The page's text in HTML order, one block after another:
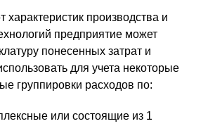
характеристик производства и
предприятие может
понесенных затрат и
для учета некоторые
группировки расходов по:
или состоящие из 1